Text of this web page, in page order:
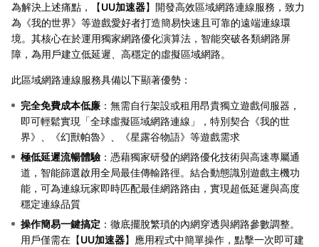
為解決上述痛點，【UU加速器】開發高效區域網路連線服務，致力
為《我的世界》等遊戲愛好者打造簡易快速且可靠的遠端連線環
境。其核心在於運用獨家網路優化演算法，智能突破各類網路屏
障，為用戶建立低延遲、高穩定的虛擬區域網路。
此區域網路連線服務具備以下顯著優勢：
完全免費成本低廉 ：無需自行架設或租用昂貴獨立遊戲伺服器，
即可輕鬆實現「全球虛擬區域網路連線」，特別契合《我的世
界》、《幻獸帕魯》、《星露谷物語》等遊戲需求
極低延遲流暢體驗 ：憑藉獨家研發的網路優化技術與高速專屬通
道，智能篩選啟用全局最佳傳輸路徑。結合動態識別遊戲主機功
能，可為連線玩家即時匹配最佳網路路由，實現超低延遲與高度
穩定連線品質
操作簡易一鍵搞定 ：徹底擺脫繁瑣的內網穿透與網路參數調整。
用戶僅需在【UU加速器】應用程式中簡單操作，點擊一次即可建